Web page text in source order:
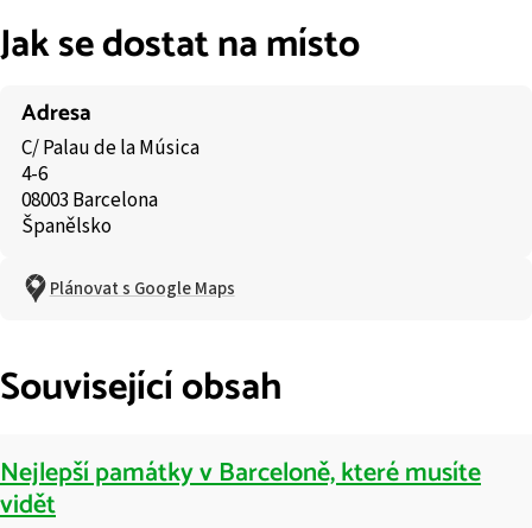
Jak se dostat na místo
Adresa
C/ Palau de la Música
4-6
08003 Barcelona
Španělsko
Plánovat s Google Maps
Související obsah
Nejlepší památky v Barceloně, které musíte
vidět